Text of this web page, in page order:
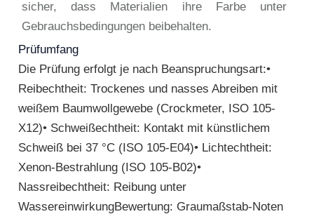
sicher, dass Materialien ihre Farbe unter
Gebrauchsbedingungen beibehalten.
Prüfumfang
Die Prüfung erfolgt je nach Beanspruchungsart:•
Reibechtheit: Trockenes und nasses Abreiben mit
weißem Baumwollgewebe (Crockmeter, ISO 105-
X12)• Schweißechtheit: Kontakt mit künstlichem
Schweiß bei 37 °C (ISO 105-E04)• Lichtechtheit:
Xenon-Bestrahlung (ISO 105-B02)•
Nassreibechtheit: Reibung unter
WassereinwirkungBewertung: Graumaßstab-Noten